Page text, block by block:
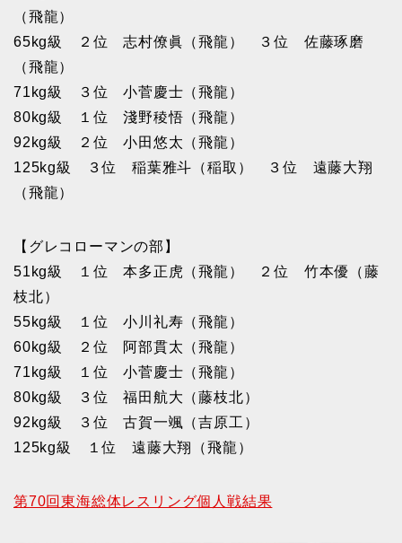
（飛龍）
65kg級 ２位 志村僚眞（飛龍） ３位 佐藤琢磨
（飛龍）
71kg級 ３位 小菅慶士（飛龍）
80kg級 １位 淺野稜悟（飛龍）
92kg級 ２位 小田悠太（飛龍）
125kg級 ３位 稲葉雅斗（稲取） ３位 遠藤大翔
（飛龍）
【グレコローマンの部】
51kg級 １位 本多正虎（飛龍） ２位 竹本優（藤
枝北）
55kg級 １位 小川礼寿（飛龍）
60kg級 ２位 阿部貫太（飛龍）
71kg級 １位 小菅慶士（飛龍）
80kg級 ３位 福田航大（藤枝北）
92kg級 ３位 古賀一颯（吉原工）
125kg級 １位 遠藤大翔（飛龍）
第70回東海総体レスリング個人戦結果